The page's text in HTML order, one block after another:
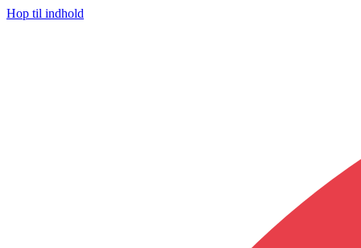
Hop til indhold